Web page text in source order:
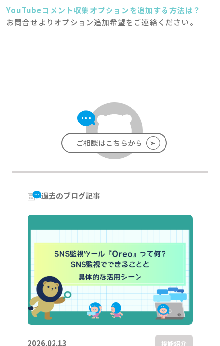
YouTubeコメント収集オプションを追加する方法は？
お問合せよりオプション追加希望をご連絡ください。
ご相談はこちらから ➤
過去のブログ記事
2026.02.13 機能紹介